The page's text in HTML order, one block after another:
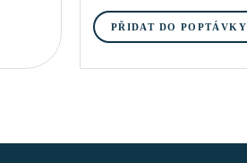
PŘIDAT DO POPTÁVKY